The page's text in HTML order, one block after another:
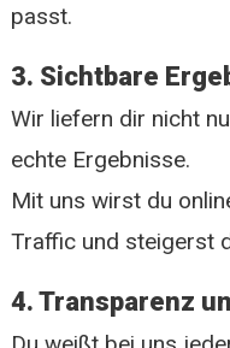
passt.
3. Sichtbare
Wir liefern dir nicht
echte Ergebnisse.
Mit uns wirst du
Traffic und steigerst
4. Transparenz